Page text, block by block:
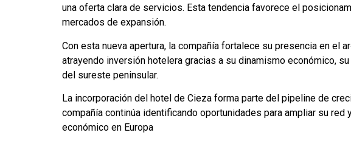
una oferta clara de servicios. Esta tendencia favorece el
mercados de expansión.
Con esta nueva apertura, la compañía fortalece su presencia en el
atrayendo inversión hotelera gracias a su dinamismo económico,
del sureste peninsular.
La incorporación del hotel de Cieza forma parte del pipeline de
compañía continúa identificando oportunidades para ampliar su
económico en Europa